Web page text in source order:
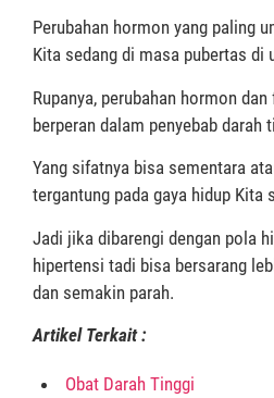
Perubahan hormon yang paling
Kita sedang di masa pubertas di
Rupanya, perubahan hormon
berperan dalam penyebab darah
Yang sifatnya bisa sementara
tergantung pada gaya hidup Kita
Jadi jika dibarengi dengan pola
hipertensi tadi bisa bersarang
dan semakin parah.
Artikel Terkait :
Obat Darah Tinggi